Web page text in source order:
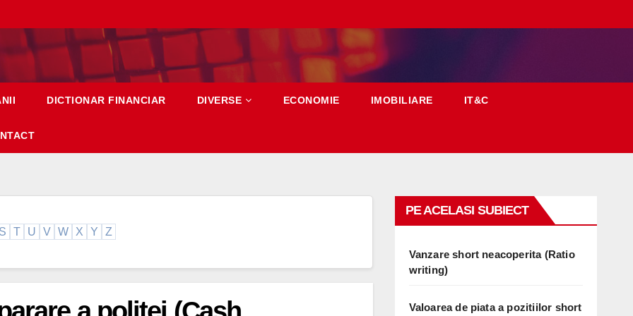
DICTIONAR FINANCIAR DIVERSE ECONOMIE IMOBILIARE IT&C
S T U V W X Y Z
PE ACELASI SUBIECT
Vanzare short neacoperita (Ratio
writing)
Valoarea de piata a pozitiilor short